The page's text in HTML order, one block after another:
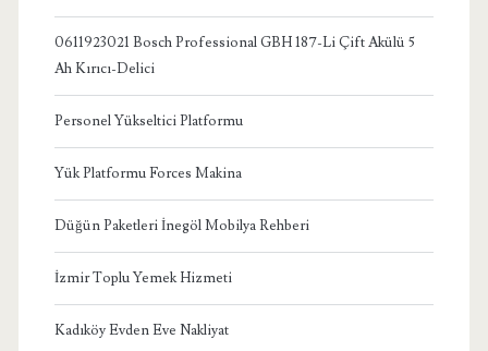
0611923021 Bosch Professional GBH 187-Li Çift Akülü 5
Ah Kırıcı-Delici
Personel Yükseltici Platformu
Yük Platformu Forces Makina
Düğün Paketleri İnegöl Mobilya Rehberi
İzmir Toplu Yemek Hizmeti
Kadıköy Evden Eve Nakliyat